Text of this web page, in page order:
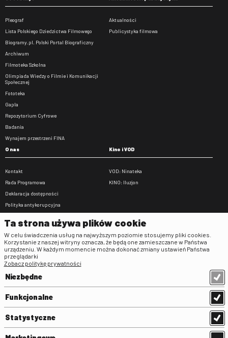
Pleograf
Lista Polskiego Dziedzictwa Filmowego
Biogramy.pl. Polski Portal Biograficzny
Archiwum
Filmoteka Szkolna
Olimpiada Wiedzy o Filmie i Komunikacji
Społecznej
Fototeka
Gapla
Repozytorium Cyfrowe
Badania
Wynajem przestrzeni FINA
Aktualności
Publicystyka filmowa
O nas
Kontakt
Rada Programowa
Deklaracja dostępności
Polityka antykorupcyjna
Zamówienia publiczne
Praca w FINA
Kino i VOD
VOD: Ninateka
KINO: Iluzjon
Regulaminy
Klauzula informacyjna RODO
Regulamin użytkowania parkingu
Standardy ochrony małoletnich
Regulamin kina Iluzjon
Ta strona używa plików cookie
W celu świadczenia usług na najwyższym poziomie stosujemy pliki cookies.
Korzystanie z naszej witryny oznacza, że będą one zamieszczane w Państwa
urządzeniu. W każdym momencie można dokonać zmiany ustawień Państwa
przeglądarki
Zobacz politykę prywatności
Niezbędne
Funkcjonalne
Statystyczne